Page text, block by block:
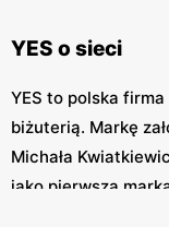
YES o sieci
YES to polska
biżuterią. Markę
Michała
jako pierwsza
sprzedaż